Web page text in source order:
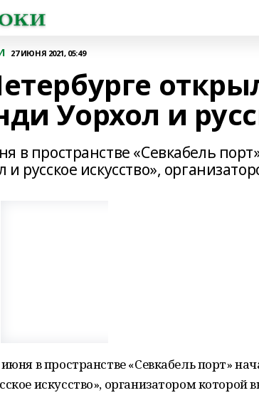
27 ИЮНЯ 2021, 05:49
Уорхол и
в пространстве «Севкабель
и русское искусство»,
в пространстве «Севкабель порт»
искусство», организатором которой